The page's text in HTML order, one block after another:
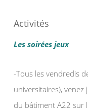
Activités
Les soirées jeux
-Tous les vendredis
universitaires),
du bâtiment A22 sur